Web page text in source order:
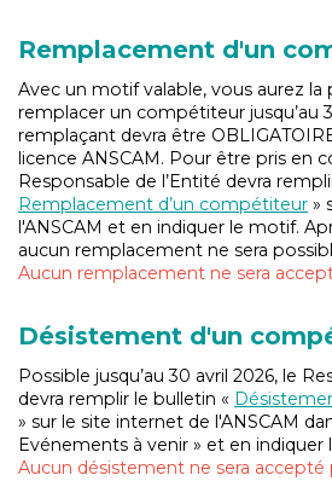
Remplacement d'un
Avec un motif valable, vous aurez la
remplacer un compétiteur jusqu’au
remplaçant devra être
licence ANSCAM. Pour être pris en
Responsable de l’Entité devra
Remplacement d’un compétiteur »
l'ANSCAM et en indiquer le motif.
aucun remplacement ne sera
Aucun remplacement ne sera
Désistement d'un
Possible jusqu’au 30 avril 2026, le
devra remplir le bulletin «
» sur le site internet de l'ANSCAM
Evénements à venir » et en indiquer
Aucun désistement ne sera accepté